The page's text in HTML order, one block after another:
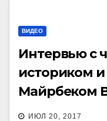
ВИДЕО
Интервью с
историком
Майрбеком
Espreso.TV
ИЮЛ 20, 2017